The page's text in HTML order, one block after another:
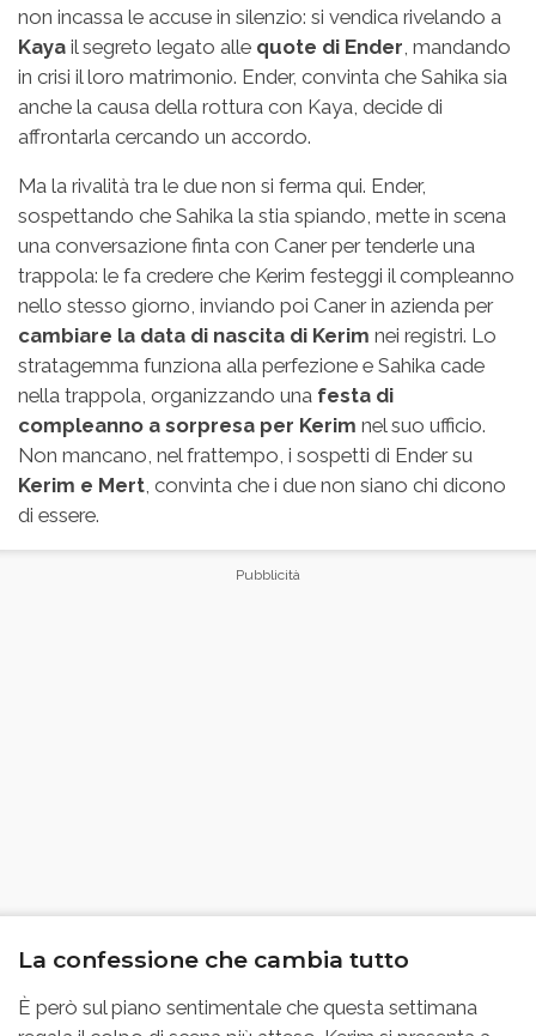
non incassa le accuse in silenzio: si vendica rivelando a
Kaya il segreto legato alle quote di Ender, mandando
in crisi il loro matrimonio. Ender, convinta che Sahika sia
anche la causa della rottura con Kaya, decide di
affrontarla cercando un accordo.
Ma la rivalità tra le due non si ferma qui. Ender,
sospettando che Sahika la stia spiando, mette in scena
una conversazione finta con Caner per tenderle una
trappola: le fa credere che Kerim festeggi il compleanno
nello stesso giorno, inviando poi Caner in azienda per
cambiare la data di nascita di Kerim nei registri. Lo
stratagemma funziona alla perfezione e Sahika cade
nella trappola, organizzando una festa di
compleanno a sorpresa per Kerim nel suo ufficio.
Non mancano, nel frattempo, i sospetti di Ender su
Kerim e Mert, convinta che i due non siano chi dicono
di essere.
La confessione che cambia tutto
È però sul piano sentimentale che questa settimana